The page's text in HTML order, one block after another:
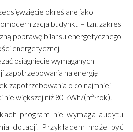
określane jako
budynku – tzn. zakres
poprawę bilansu energetycznego
energetycznej,
osiągnięcie wymaganych
zapotrzebowania na energię
zapotrzebowania o co najmniej
większej niż 80 kWh/(m²·rok).
program nie wymaga audytu
dotacji. Przykładem może być